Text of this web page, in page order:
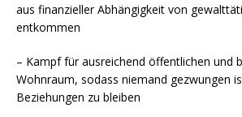
aus finanzieller Abhängigkeit von
entkommen
– Kampf für ausreichend öffentlichen und
Wohnraum, sodass niemand gezwungen
Beziehungen zu bleiben